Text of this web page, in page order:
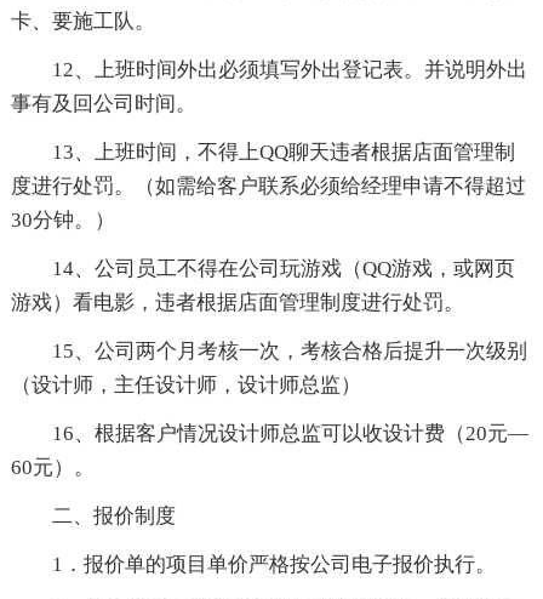
卡、要施工队。
12、上班时间外出必须填写外出登记表。并说明外出
事有及回公司时间。
13、上班时间，不得上QQ聊天违者根据店面管理制
度进行处罚。（如需给客户联系必须给经理申请不得超过
30分钟。）
14、公司员工不得在公司玩游戏（QQ游戏，或网页
游戏）看电影，违者根据店面管理制度进行处罚。
15、公司两个月考核一次，考核合格后提升一次级别
（设计师，主任设计师，设计师总监）
16、根据客户情况设计师总监可以收设计费（20元—
60元）。
二、报价制度
1．报价单的项目单价严格按公司电子报价执行。